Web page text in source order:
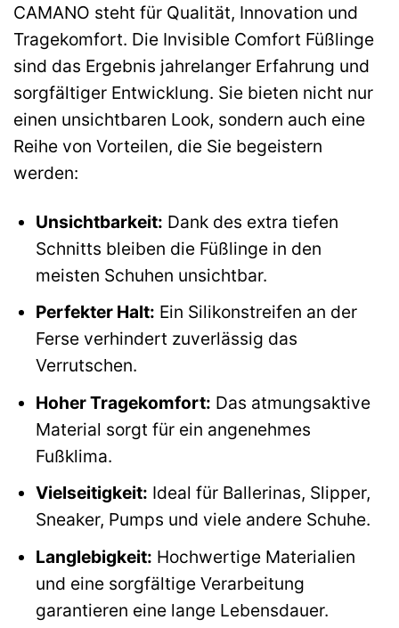
CAMANO steht für Qualität, Innovation und
Tragekomfort. Die Invisible Comfort Füßlinge
sind das Ergebnis jahrelanger Erfahrung und
sorgfältiger Entwicklung. Sie bieten nicht nur
einen unsichtbaren Look, sondern auch eine
Reihe von Vorteilen, die Sie begeistern
werden:
Unsichtbarkeit: Dank des extra tiefen
Schnitts bleiben die Füßlinge in den
meisten Schuhen unsichtbar.
Perfekter Halt: Ein Silikonstreifen an der
Ferse verhindert zuverlässig das
Verrutschen.
Hoher Tragekomfort: Das atmungsaktive
Material sorgt für ein angenehmes
Fußklima.
Vielseitigkeit: Ideal für Ballerinas, Slipper,
Sneaker, Pumps und viele andere Schuhe.
Langlebigkeit: Hochwertige Materialien
und eine sorgfältige Verarbeitung
garantieren eine lange Lebensdauer.